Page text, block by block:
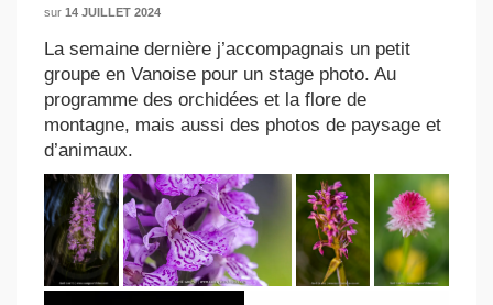
sur 14 JUILLET 2024
La semaine dernière j’accompagnais un petit
groupe en Vanoise pour un stage photo. Au
programme des orchidées et la flore de
montagne, mais aussi des photos de paysage et
d’animaux.